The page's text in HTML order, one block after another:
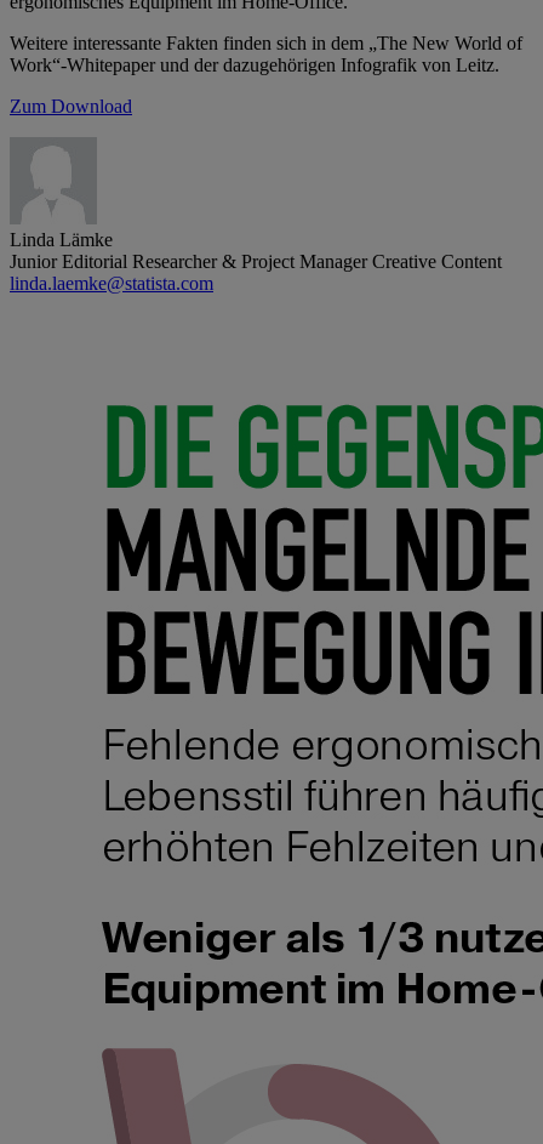
Weitere interessante Fakten finden sich in dem „The New World of
Work“-Whitepaper und der dazugehörigen Infografik von Leitz.
Zum Download
Linda Lämke
Junior Editorial Researcher & Project Manager Creative Content
linda.laemke@statista.com